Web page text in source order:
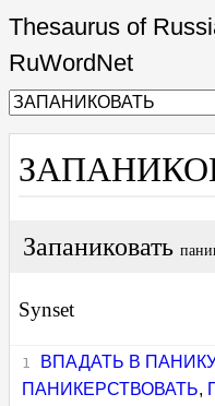
Thesaurus of
RuWordNet
Запаниковать
Synset
ВПАДАТЬ В ПАНИКУ
ПАНИКЕРСТВОВАТЬ,